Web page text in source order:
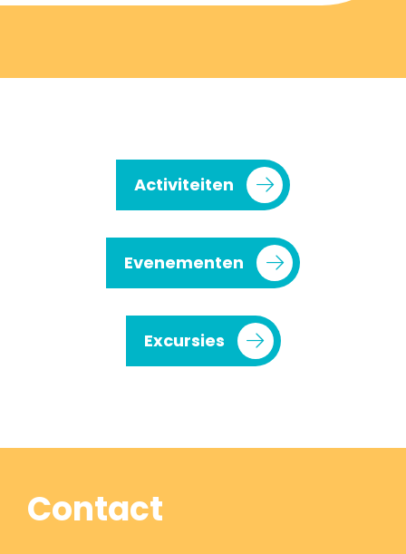
Activiteiten
Evenementen
Excursies
Contact